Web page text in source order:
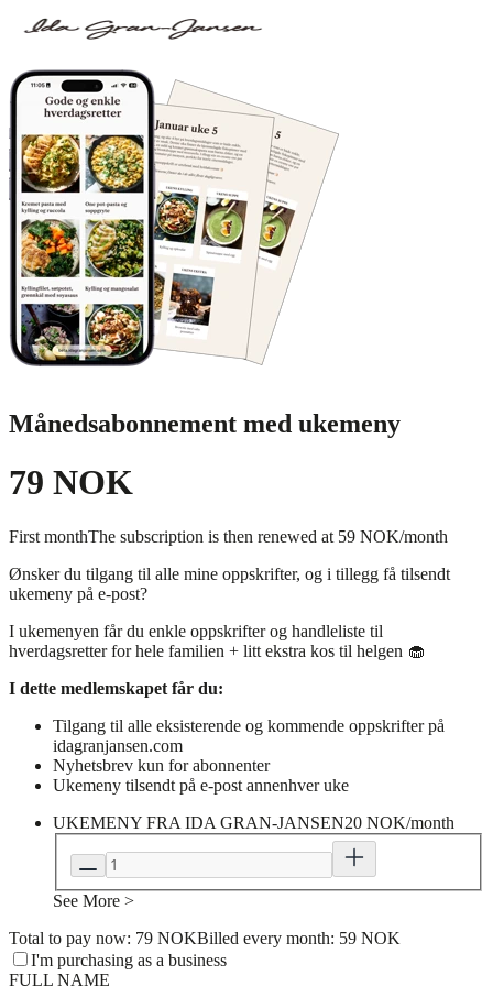
Månedsabonnement med ukemeny
79 NOK
First monthThe subscription is then renewed at 59 NOK/month
Ønsker du tilgang til alle mine oppskrifter, og i tillegg få tilsendt
ukemeny på e-post?
I ukemenyen får du enkle oppskrifter og handleliste til
hverdagsretter for hele familien + litt ekstra kos til helgen 🧁
I dette medlemskapet får du:
Tilgang til alle eksisterende og kommende oppskrifter på
idagranjansen.com
Nyhetsbrev kun for abonnenter
Ukemeny tilsendt på e-post annenhver uke
UKEMENY FRA IDA GRAN-JANSEN20 NOK/month
See More >
Total to pay now: 79 NOKBilled every month: 59 NOK
I'm purchasing as a business
FULL NAME